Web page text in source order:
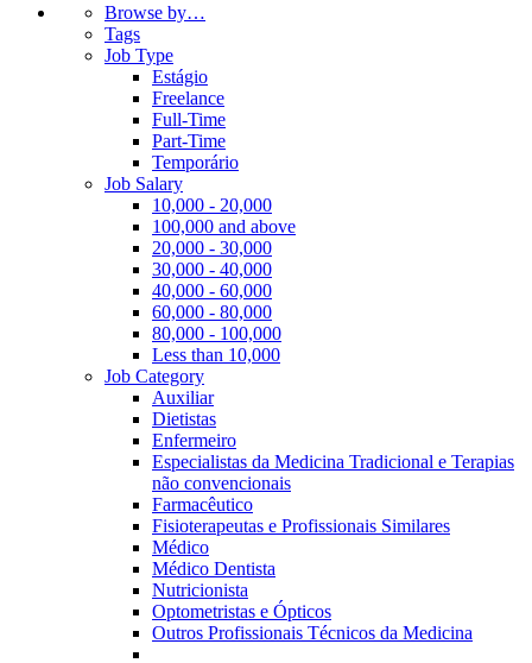
Browse by…
Tags
Job Type
Estágio
Freelance
Full-Time
Part-Time
Temporário
Job Salary
10,000 - 20,000
100,000 and above
20,000 - 30,000
30,000 - 40,000
40,000 - 60,000
60,000 - 80,000
80,000 - 100,000
Less than 10,000
Job Category
Auxiliar
Dietistas
Enfermeiro
Especialistas da Medicina Tradicional e Terapias
não convencionais
Farmacêutico
Fisioterapeutas e Profissionais Similares
Médico
Médico Dentista
Nutricionista
Optometristas e Ópticos
Outros Profissionais Técnicos da Medicina